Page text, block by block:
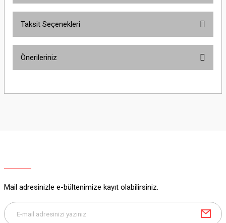
Taksit Seçenekleri
Önerileriniz
yetersiz gördüğünüz noktaları öneri formunu kullanarak tarafımıza
Bu ürüne benzer farklı alternatifler olmalı.
Mail adresinizle e-bültenimize kayıt olabilirsiniz.